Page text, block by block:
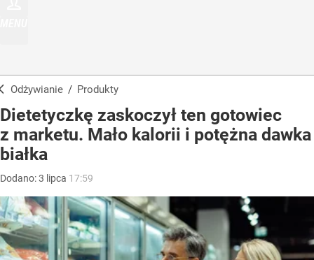
Odżywianie / Produkty
Dietetyczkę zaskoczył ten gotowiec
z marketu. Mało kalorii i potężna dawka
białka
Dodano:3 lipca 17:59